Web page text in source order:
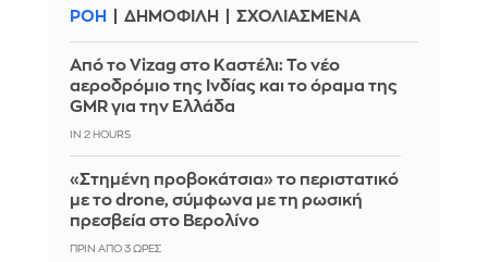
ΡΟΗ ΔΗΜΟΦΙΛΗ ΣΧΟΛΙΑΣΜΕΝΑ
Από το Vizag στο Καστέλι: Το νέο
αεροδρόμιο της Ινδίας και το όραμα της
GMR για την Ελλάδα
IN 2 HOURS
«Στημένη προβοκάτσια» το περιστατικό
με το drone, σύμφωνα με τη ρωσική
πρεσβεία στο Βερολίνο
ΠΡΙΝ ΑΠΌ 3 ΏΡΕΣ